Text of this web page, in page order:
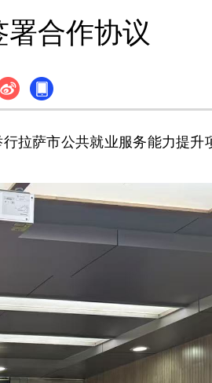
合作协议
拉萨市公共就业服务能力提升